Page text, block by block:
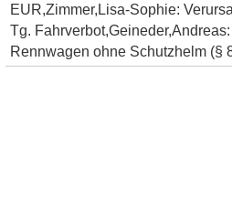
EUR,Zimmer,Lisa-Sophie:
Tg.
Rennwagen ohne Schutzhelm (§